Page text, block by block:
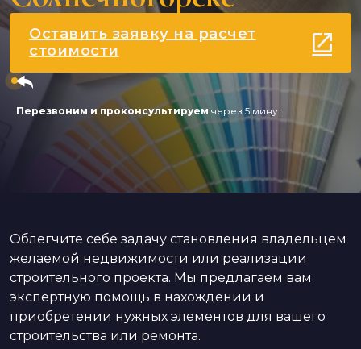
Оставить заявку на расчет
стоимости
Перезвоним и проконсультируем через 5 минут
Облегчите себе задачу становления владельцем
желаемой недвижимости или реализации
строительного проекта. Мы предлагаем вам
экспертную помощь в нахождении и
приобретении нужных элементов для вашего
строительства или ремонта.